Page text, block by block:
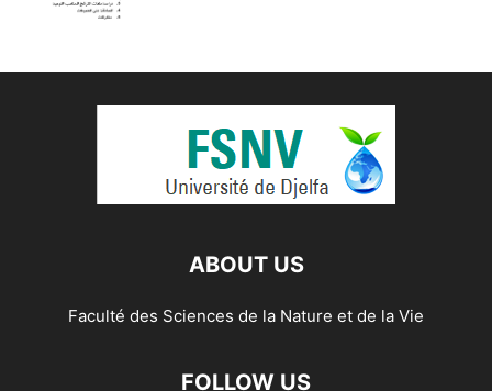
ABOUT US
Faculté des Sciences de la Nature et de la Vie
FOLLOW US